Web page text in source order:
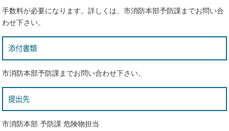
手数料が必要になります。詳しくは、市消防本部予防課までお問い合
わせ下さい。
添付書類
市消防本部予防課までお問い合わせ下さい。
提出先
市消防本部 予防課 危険物担当